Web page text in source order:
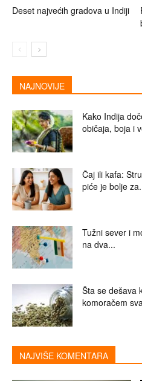
Deset najvećih gradova u Indiji
NAJNOVIJE
Kako Indija
običaja, boja i
Čaj ili kafa:
piće je bolje
Tužni sever i
na dva...
Šta se dešava
komoračem
NAJVIŠE KOMENTARA